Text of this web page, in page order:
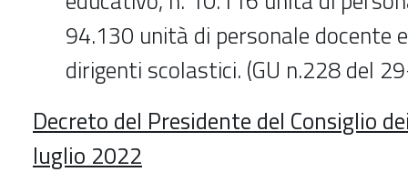
94.130 unità di personale docente
dirigenti scolastici. (GU n.228 del
Decreto del Presidente del Consiglio
luglio 2022